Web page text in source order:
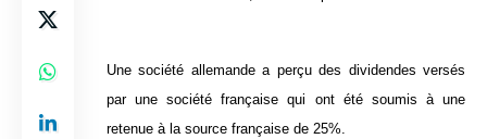
Une société allemande a perçu des dividendes versés
par une société française qui ont été soumis à une
retenue à la source française de 25%.